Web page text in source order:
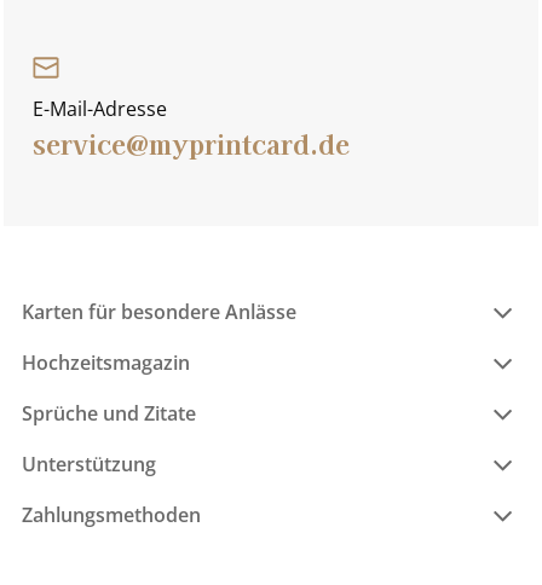
E-Mail-Adresse
service@myprintcard.de
Karten für besondere Anlässe
Hochzeitsmagazin
Sprüche und Zitate
Unterstützung
Zahlungsmethoden